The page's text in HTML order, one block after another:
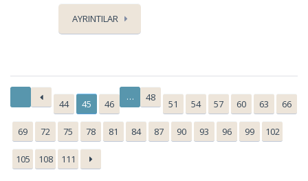
AYRINTILAR
44 45 46
… 48
51 54 57 60 63 66
69 72 75 78 81 84 87 90 93 96 99 102
105 108 111